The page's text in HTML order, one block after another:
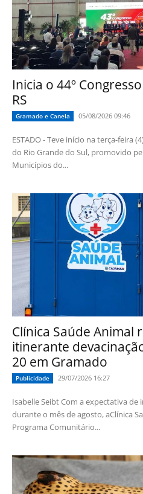
Inicia o 44º
RS
Gramado e Canela 05/08/2026 09:46
ESTADO - Teve início na terça-feira
do Rio Grande do Sul, promovido
Municípios do...
Clínica Saúde Animal
itinerante
20 em Gramado
Publicidade 29/07/2026 16:27
Isabelle Seibt Com a expectativa de imunizar mais de 10 mil animais
durante o mês de agosto, aClínica
Programa Comunitário...